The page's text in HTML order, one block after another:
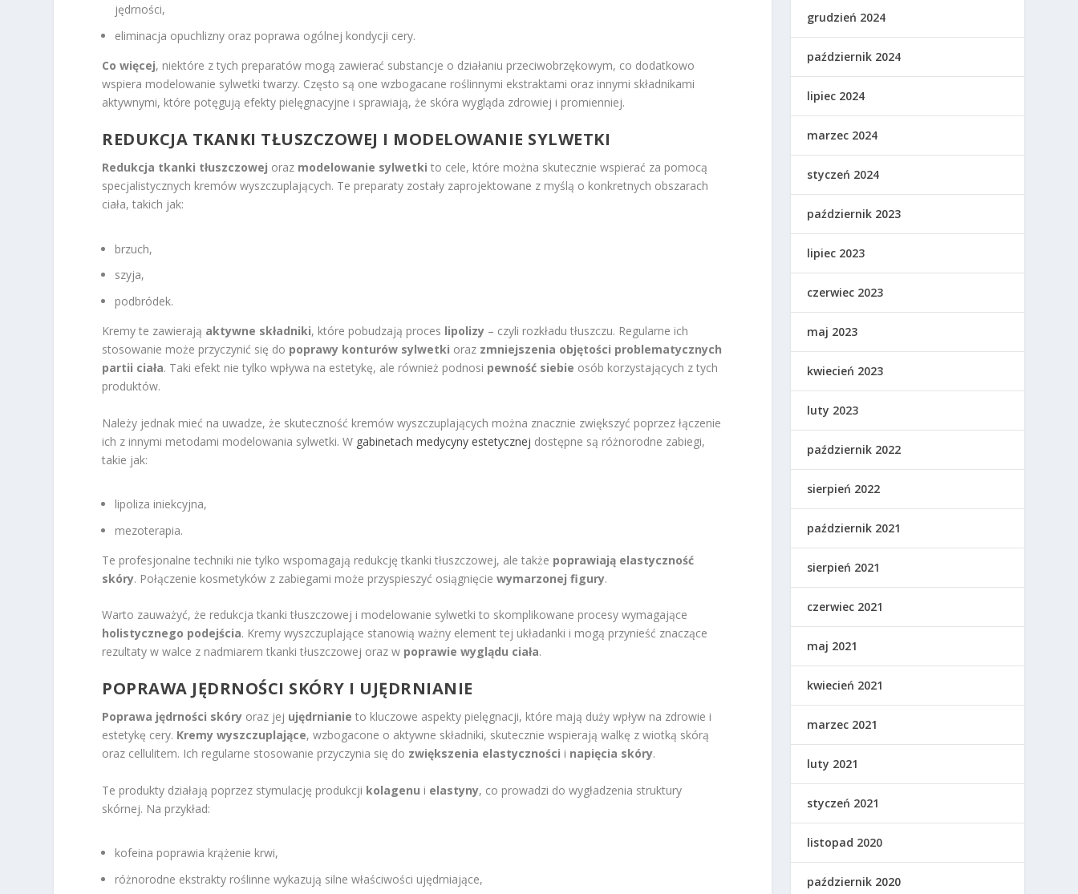
jędrności,
eliminacja opuchlizny oraz poprawa ogólnej kondycji cery.
Co więcej, niektóre z tych preparatów mogą zawierać substancje o działaniu przeciwobrzękowym, co dodatkowo
wspiera modelowanie sylwetki twarzy. Często są one wzbogacane roślinnymi ekstraktami oraz innymi składnikami
aktywnymi, które potęgują efekty pielęgnacyjne i sprawiają, że skóra wygląda zdrowiej i promienniej.
REDUKCJA TKANKI TŁUSZCZOWEJ I MODELOWANIE SYLWETKI
Redukcja tkanki tłuszczowej oraz modelowanie sylwetki to cele, które można skutecznie wspierać za pomocą
specjalistycznych kremów wyszczuplających. Te preparaty zostały zaprojektowane z myślą o konkretnych obszarach
ciała, takich jak:
brzuch,
szyja,
podbródek.
Kremy te zawierają aktywne składniki, które pobudzają proces lipolizy – czyli rozkładu tłuszczu. Regularne ich
stosowanie może przyczynić się do poprawy konturów sylwetki oraz zmniejszenia objętości problematycznych
partii ciała. Taki efekt nie tylko wpływa na estetykę, ale również podnosi pewność siebie osób korzystających z tych
produktów.
Należy jednak mieć na uwadze, że skuteczność kremów wyszczuplających można znacznie zwiększyć poprzez łączenie
ich z innymi metodami modelowania sylwetki. W gabinetach medycyny estetycznej dostępne są różnorodne zabiegi,
takie jak:
lipoliza iniekcyjna,
mezoterapia.
Te profesjonalne techniki nie tylko wspomagają redukcję tkanki tłuszczowej, ale także poprawiają elastyczność
skóry. Połączenie kosmetyków z zabiegami może przyspieszyć osiągnięciewymarzonej figury.
Warto zauważyć, że redukcja tkanki tłuszczowej i modelowanie sylwetki to skomplikowane procesy wymagające
holistycznego podejścia. Kremy wyszczuplające stanowią ważny element tej układanki i mogą przynieść znaczące
rezultaty w walce z nadmiarem tkanki tłuszczowej oraz w poprawie wyglądu ciała.
POPRAWA JĘDRNOŚCI SKÓRY I UJĘDRNIANIE
Poprawa jędrności skóry oraz jej ujędrnianie to kluczowe aspekty pielęgnacji, które mają duży wpływ na zdrowie i
estetykę cery. Kremy wyszczuplające, wzbogacone o aktywne składniki, skutecznie wspierają walkę z wiotką skórą
oraz cellulitem. Ich regularne stosowanie przyczynia się do zwiększenia elastyczności i napięcia skóry.
Te produkty działają poprzez stymulację produkcji kolagenu i elastyny, co prowadzi do wygładzenia struktury
skórnej. Na przykład:
kofeina poprawia krążenie krwi,
różnorodne ekstrakty roślinne wykazują silne właściwości ujędrniające,
grudzień 2024
październik 2024
lipiec 2024
marzec 2024
styczeń 2024
październik 2023
lipiec 2023
czerwiec 2023
maj 2023
kwiecień 2023
luty 2023
październik 2022
sierpień 2022
październik 2021
sierpień 2021
czerwiec 2021
maj 2021
kwiecień 2021
marzec 2021
luty 2021
styczeń 2021
listopad 2020
październik 2020